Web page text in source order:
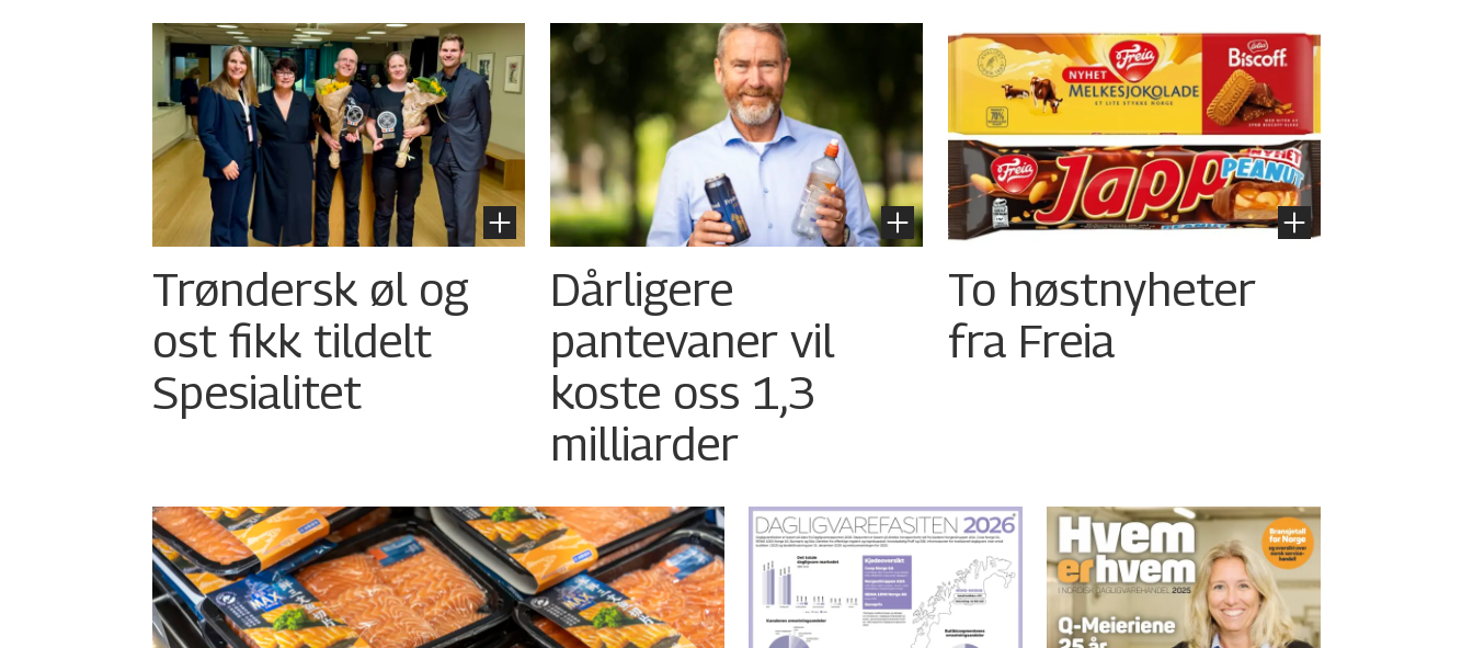
Trøndersk øl og
ost fikk tildelt
Spesialitet
Dårligere
pantevaner vil
koste oss 1,3
milliarder
To høstnyheter
fra Freia